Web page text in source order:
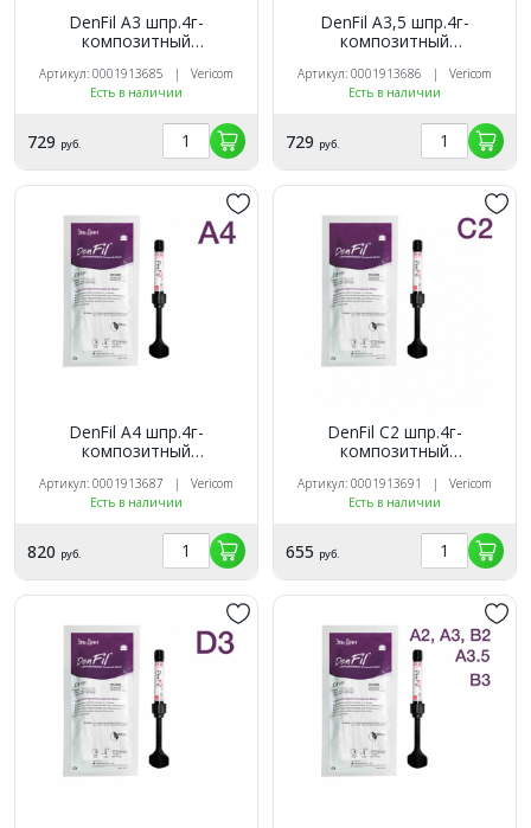
DenFil A3 шпр.4г-
композитный
материал, Vericom Co Ltd,
DF104-RA33
Артикул: 0001913685 | Vericom
Есть в наличии
729 руб.
DenFil A3,5 шпр.4г-
композитный
материал, Vericom Co Ltd,
DF104-RA35
Артикул: 0001913686 | Vericom
Есть в наличии
729 руб.
DenFil A4 шпр.4г-
композитный
материал, Vericom Co Ltd,
DF104-RA44
Артикул: 0001913687 | Vericom
Есть в наличии
820 руб.
DenFil C2 шпр.4г-
композитный
материал, Vericom Co Ltd,
DF104-RC22
Артикул: 0001913691 | Vericom
Есть в наличии
655 руб.